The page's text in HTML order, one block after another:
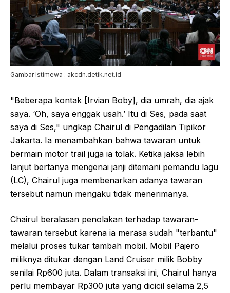
Gambar Istimewa : akcdn.detik.net.id
"Beberapa kontak [Irvian Boby], dia umrah, dia ajak
saya. ‘Oh, saya enggak usah.’ Itu di Ses, pada saat
saya di Ses," ungkap Chairul di Pengadilan Tipikor
Jakarta. Ia menambahkan bahwa tawaran untuk
bermain motor trail juga ia tolak. Ketika jaksa lebih
lanjut bertanya mengenai janji ditemani pemandu lagu
(LC), Chairul juga membenarkan adanya tawaran
tersebut namun mengaku tidak menerimanya.
Chairul beralasan penolakan terhadap tawaran-
tawaran tersebut karena ia merasa sudah "terbantu"
melalui proses tukar tambah mobil. Mobil Pajero
miliknya ditukar dengan Land Cruiser milik Bobby
senilai Rp600 juta. Dalam transaksi ini, Chairul hanya
perlu membayar Rp300 juta yang dicicil selama 2,5